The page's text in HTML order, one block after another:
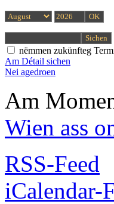
nëmmen zukünfteg
Am Détail sichen
Nei agedroen
Am
Wien ass
RSS-Feed
iCalendar-